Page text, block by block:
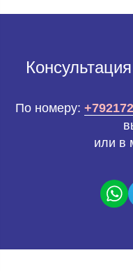
По номеру:
или в